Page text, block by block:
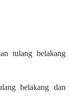
tulang belakang
belakang dan